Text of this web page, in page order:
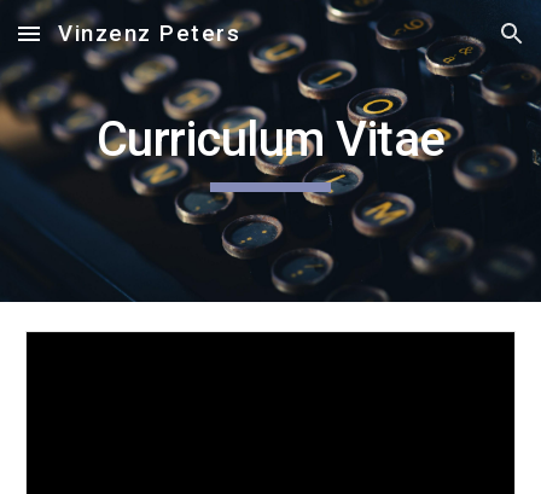
Skip to main content Skip to navigation
Vinzenz Peters
Curriculum Vitae